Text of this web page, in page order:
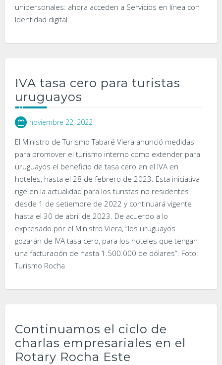
unipersonales: ahora acceden a Servicios en línea con
Identidad digital
IVA tasa cero para turistas
uruguayos
noviembre 22, 2022
El Ministro de Turismo Tabaré Viera anunció medidas
para promover el turismo interno como extender para
uruguayos el beneficio de tasa cero en el IVA en
hoteles, hasta el 28 de febrero de 2023. Esta iniciativa
rige en la actualidad para los turistas no residentes
desde 1 de setiembre de 2022 y continuará vigente
hasta el 30 de abril de 2023. De acuerdo a lo
expresado por el Ministro Viera, “los uruguayos
gozarán de IVA tasa cero, para los hoteles que tengan
una facturación de hasta 1.500.000 de dólares”. Foto:
Turismo Rocha
Continuamos el ciclo de
charlas empresariales en el
Rotary Rocha Este